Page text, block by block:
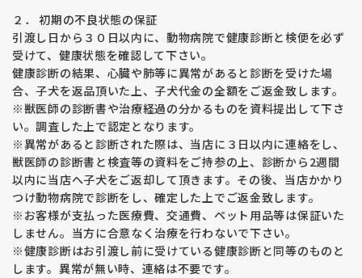
関節の病気です。重度の場合、脱臼したり神経を圧迫して痛み
が出るため歩くことが困難になる恐れがあります。
根治する方法は無く、外科的手術になると、治療費は高額にな
ります。何よりワンちゃんは一生痛みに耐えながら生きること
になります。
股関節形成不全の発症の要因は７０％が遺伝的要因・残り３
０％は環境要因と言われており、両親を検査することは生まれ
てくる子犬の遺伝子をコントロールする意味で大変重要な意味
を持っています。
両親の説明部分に表示されている数字はＪＡＨＤのスコアで、
片側０～４５まであり、数字が小さいほど良い関節を表してま
す。
福田ブリーダーの平均値は片側６でブリーディングラインを１
３以下と決めリスクを下げる取り組みをしています。
親兄弟で追えるラインもありますのでより安心なラインをお求
めになりたい方はご相談ください。
２． 初期の不良状態の保証
引渡し日から３０日以内に、動物病院で健康診断と検便を必ず
受けて、健康状態を確認して下さい。
健康診断の結果、心臓や肺等に異常があると診断を受けた場
合、子犬を返品頂いた上、子犬代金の全額をご返金致します。
※獣医師の診断書や治療経過の分かるものを資料提出して下さ
い。調査した上で認定となります。
※異常があると診断された際は、当店に３日以内に連絡をし、
獣医師の診断書と検査等の資料をご持参の上、診断から2週間
以内に当店へ子犬をご返却して頂きます。その後、当店かかり
つけ動物病院で診断をし、確定した上でご返金致します。
※お客様が支払った医療費、交通費、ペット用品等は保証いた
しません。当方に合意なく治療を行わないで下さい。
※健康診断はお引渡し前に受けている健康診断と同等のものと
します。異常が無い時、連絡は不要です。